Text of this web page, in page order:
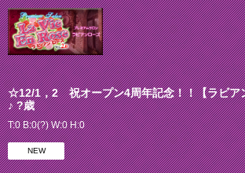
☆12/1，2 祝オープン4周年記念！！【ラビア
♪ ?歳
T:0 B:0(?) W:0 H:0
NEW